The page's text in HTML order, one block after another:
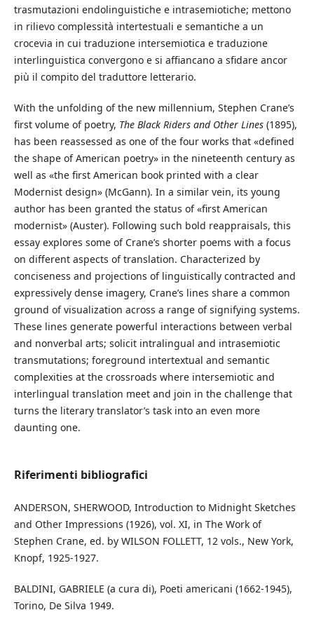
trasmutazioni endolinguistiche e intrasemiotiche; mettono
in rilievo complessità intertestuali e semantiche a un
crocevia in cui traduzione intersemiotica e traduzione
interlinguistica convergono e si affiancano a sfidare ancor
più il compito del traduttore letterario.
With the unfolding of the new millennium, Stephen Crane’s
first volume of poetry, The Black Riders and Other Lines(1895),
has been reassessed as one of the four works that «defined
the shape of American poetry» in the nineteenth century as
well as «the first American book printed with a clear
Modernist design» (McGann). In a similar vein, its young
author has been granted the status of «first American
modernist» (Auster). Following such bold reappraisals, this
essay explores some of Crane’s shorter poems with a focus
on different aspects of translation. Characterized by
conciseness and projections of linguistically contracted and
expressively dense imagery, Crane’s lines share a common
ground of visualization across a range of signifying systems.
These lines generate powerful interactions between verbal
and nonverbal arts; solicit intralingual and intrasemiotic
transmutations; foreground intertextual and semantic
complexities at the crossroads where intersemiotic and
interlingual translation meet and join in the challenge that
turns the literary translator’s task into an even more
daunting one.
Riferimenti bibliografici
ANDERSON, SHERWOOD, Introduction to Midnight Sketches
and Other Impressions (1926), vol. XI, in The Work of
Stephen Crane, ed. by WILSON FOLLETT, 12 vols., New York,
Knopf, 1925-1927.
BALDINI, GABRIELE (a cura di), Poeti americani (1662-1945),
Torino, De Silva 1949.